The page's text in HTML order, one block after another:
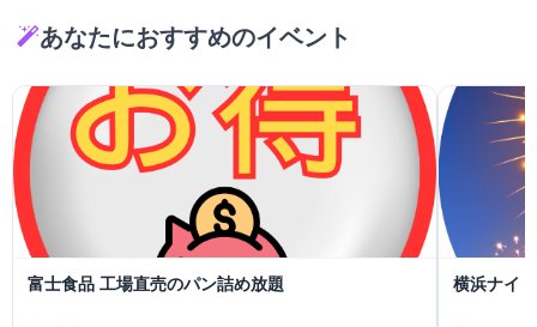
あなたにおすすめのイベント
富士食品 工場直売のパン詰め放題 横浜ナイ